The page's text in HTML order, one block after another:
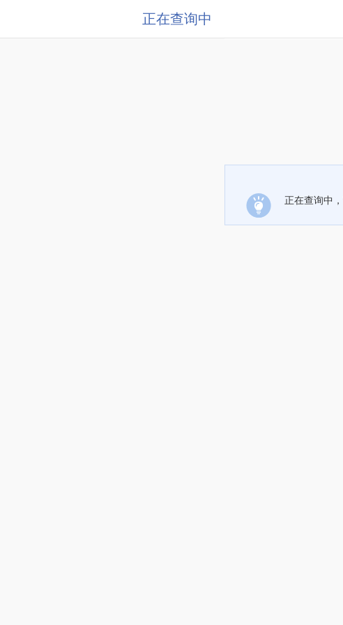
正在查询中
正在查询中